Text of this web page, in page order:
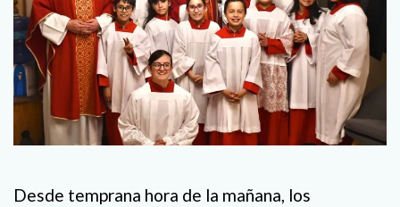
Desde temprana hora de la mañana, los